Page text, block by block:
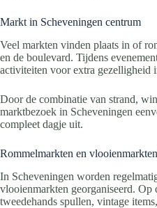
Markt in Scheveningen centrum
Veel markten vinden plaats in of
en de boulevard. Tijdens
activiteiten voor extra gezelligheid
Door de combinatie van strand,
marktbezoek in Scheveningen
compleet dagje uit.
Rommelmarkten en
In Scheveningen worden
vlooienmarkten georganiseerd. Op
tweedehands spullen, vintage